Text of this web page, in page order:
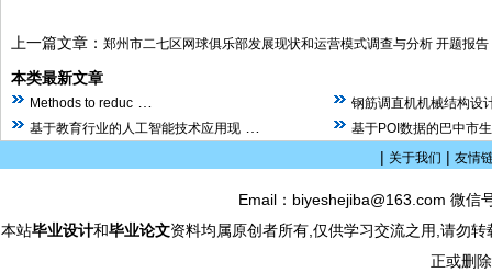
上一篇文章： 郑州市二七区网球俱乐部发展现状和运营模式调查与分析 开题报告
本类最新文章
Methods to reduc
钢筋调直机机械结构设
基于教育行业的人工智能技术应用现
基于POI数据的巴中市
| 关于我们 | 友情
Email：biyeshejiba@163.com 微
本站毕业设计和毕业论文资料均属原创者所有,仅供学习交流之用,请勿
正或删